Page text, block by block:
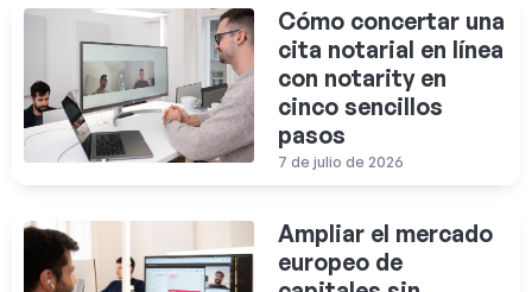
Cómo concertar una
cita notarial en línea
con notarity en
cinco sencillos
pasos
7 de julio de 2026
Ampliar el mercado
europeo de